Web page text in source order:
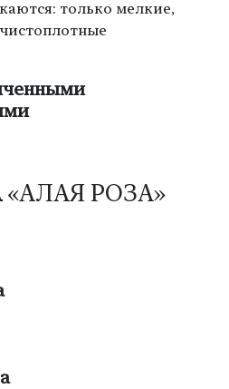
только мелкие,
«АЛАЯ РОЗА»